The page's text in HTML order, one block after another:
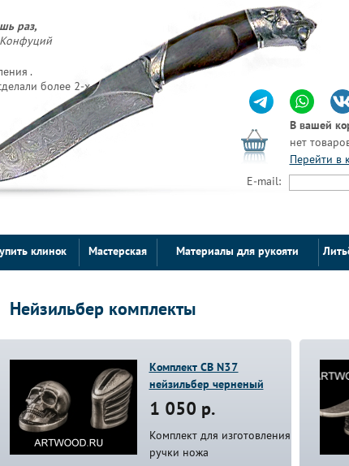
раз,
.
более 2-х
В вашей
нет
Перейти в
E-mail:
клинок Мастерская Материалы для рукояти
Нейзильбер комплекты
Комплект СВ N37
нейзильбер черненый
1 050 р.
Комплект для изготовления
ручки ножа